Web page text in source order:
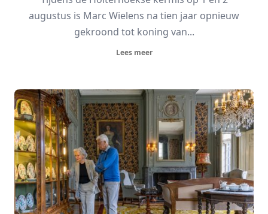
augustus is Marc Wielens na tien jaar opnieuw
gekroond tot koning van...
Lees meer